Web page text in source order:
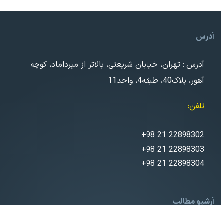
آدرس
آدرس : تهران، خیابان شریعتی، بالاتر از میرداماد، کوچه
آهور، پلاک40، طبقه4، واحد11
تلفن
+98 21 22898302
+98 21 22898303
+98 21 22898304
آرشیو مطالب